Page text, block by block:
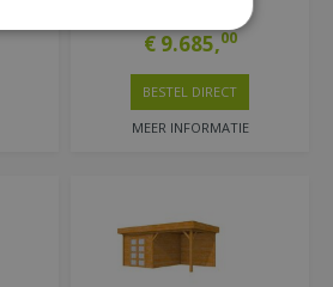
€ 9.685,00
MEER INFORMATIE
BESTEL DIRECT